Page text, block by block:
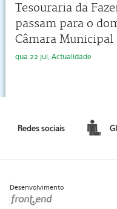
Tesouraria da
passam para o
Câmara Municipal
qua 22 jul, Actualidade
Redes sociais
Desenvolvimento